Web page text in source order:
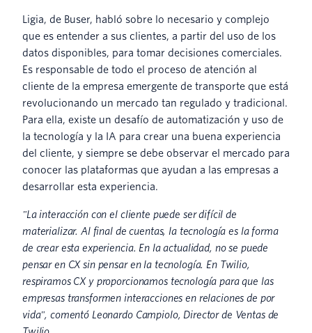
Ligia, de Buser, habló sobre lo necesario y complejo
que es entender a sus clientes, a partir del uso de los
datos disponibles, para tomar decisiones comerciales.
Es responsable de todo el proceso de atención al
cliente de la empresa emergente de transporte que está
revolucionando un mercado tan regulado y tradicional.
Para ella, existe un desafío de automatización y uso de
la tecnología y la IA para crear una buena experiencia
del cliente, y siempre se debe observar el mercado para
conocer las plataformas que ayudan a las empresas a
desarrollar esta experiencia.
"La interacción con el cliente puede ser difícil de
materializar. Al final de cuentas, la tecnología es la forma
de crear esta experiencia. En la actualidad, no se puede
pensar en CX sin pensar en la tecnología. En Twilio,
respiramos CX y proporcionamos tecnología para que las
empresas transformen interacciones en relaciones de por
vida", comentó Leonardo Campiolo, Director de Ventas de